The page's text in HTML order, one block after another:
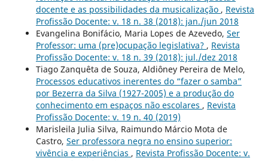
docente e as possibilidades da musicalização , Revista
Profissão Docente: v. 18 n. 38 (2018): jan./jun 2018
Evangelina Bonifácio, Maria Lopes de Azevedo, Ser
Professor: uma (pre)ocupação legislativa? , Revista
Profissão Docente: v. 18 n. 39 (2018): jul./dez 2018
Tiago Zanquêta de Souza, Aldiôney Pereira de Melo,
Processos educativos inerentes do “fazer o samba”
por Bezerra da Silva (1927-2005) e a produção do
conhecimento em espaços não escolares , Revista
Profissão Docente: v. 19 n. 40 (2019)
Marisleila Julia Silva, Raimundo Márcio Mota de
Castro, Ser professora negra no ensino superior:
vivência e experiências , Revista Profissão Docente: v.